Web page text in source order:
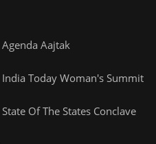
Agenda Aajtak
India Today Woman's Summit
State Of The States Conclave